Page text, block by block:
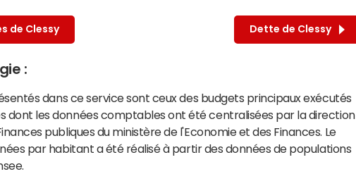
de Clessy Dette de Clessy
:
dans ce service sont ceux des budgets principaux exécutés
dont les données comptables ont été centralisées par la direction
publiques du ministère de l'Economie et des Finances. Le
par habitant a été réalisé à partir des données de populations